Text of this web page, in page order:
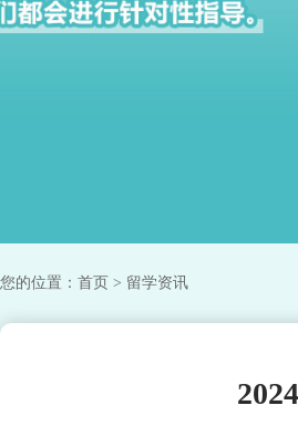
您的位置： 首页 > 留学资讯